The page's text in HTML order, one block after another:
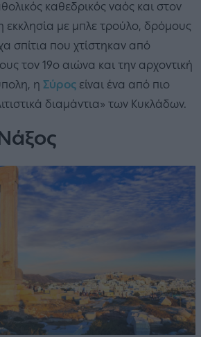
καθεδρικός ναός και στον
εκκλησία με μπλε τρούλο, δρόμους
σπίτια που χτίστηκαν από
τον 19ο αιώνα και την αρχοντική
η Σύρος είναι ένα από πιο
διαμάντια» των Κυκλάδων.